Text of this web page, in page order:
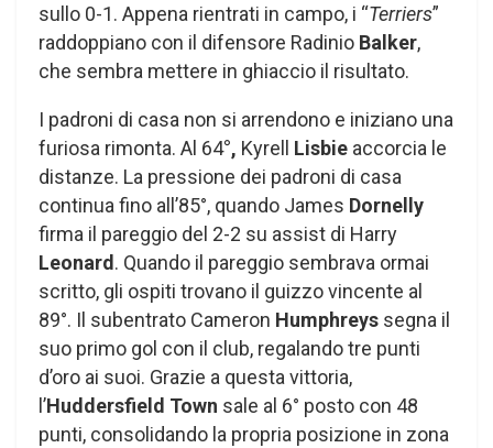
sullo 0-1. Appena rientrati in campo, i “Terriers”
raddoppiano con il difensore Radinio Balker,
che sembra mettere in ghiaccio il risultato.
I padroni di casa non si arrendono e iniziano una
furiosa rimonta. Al 64°, Kyrell Lisbie accorcia le
distanze. La pressione dei padroni di casa
continua fino all’85°, quando James Dornelly
firma il pareggio del 2-2 su assist di Harry
Leonard. Quando il pareggio sembrava ormai
scritto, gli ospiti trovano il guizzo vincente al
89°. Il subentrato Cameron Humphreys segna il
suo primo gol con il club, regalando tre punti
d’oro ai suoi. Grazie a questa vittoria,
l’Huddersfield Town sale al 6° posto con 48
punti, consolidando la propria posizione in zona